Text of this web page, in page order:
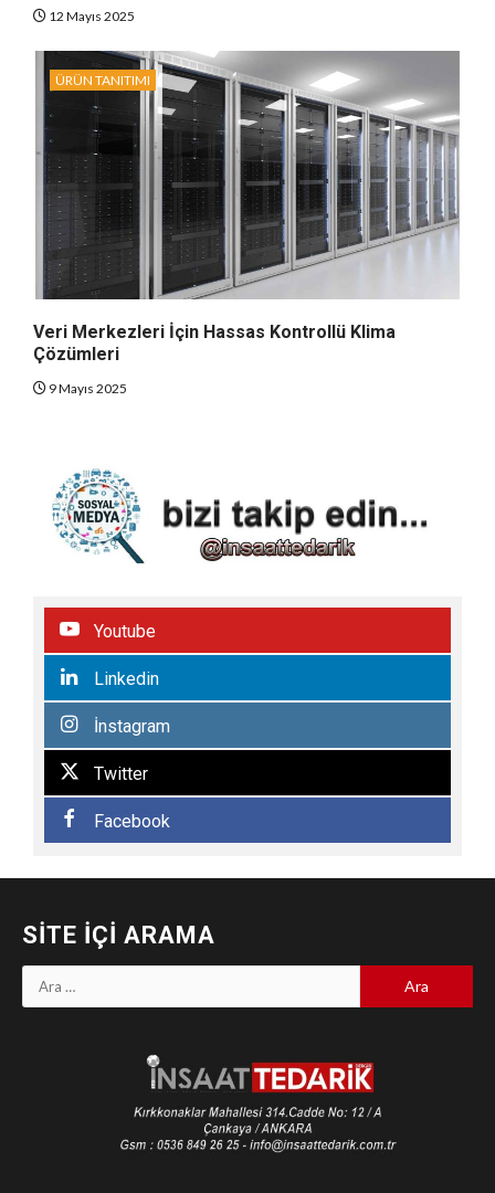
12 Mayıs 2025
ÜRÜN TANITIMI
Veri Merkezleri İçin Hassas Kontrollü Klima
Çözümleri
9 Mayıs 2025
Youtube
Linkedin
İnstagram
Twitter
Facebook
SITE İÇI ARAMA
Arama: